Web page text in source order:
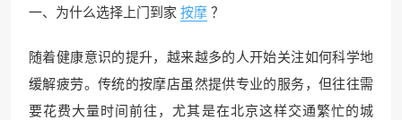
一、为什么选择上门到家 按摩？
随着健康意识的提升，越来越多的人开始关注如何科学地
缓解疲劳。传统的按摩店虽然提供专业的服务，但往往需
要花费大量时间前往，尤其是在北京这样交通繁忙的城